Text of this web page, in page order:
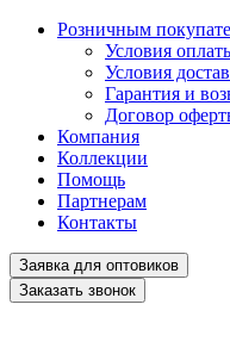
Розничным
Условия
Условия
Гарантия и
Договор
Компания
Коллекции
Помощь
Партнерам
Контакты
Заявка для оптовиков
Заказать звонок